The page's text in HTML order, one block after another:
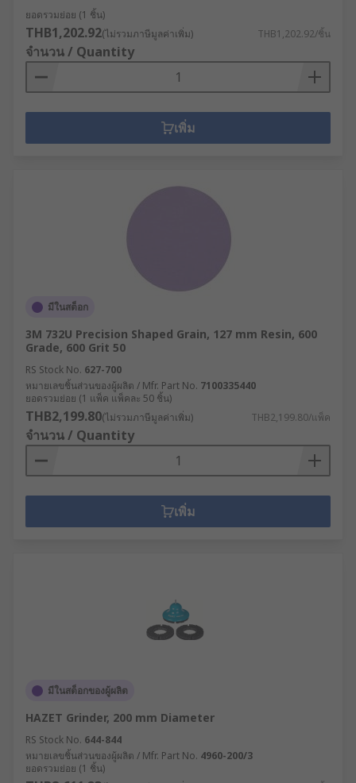
ยอดรวมย่อย (1 ชิ้น)
THB1,202.92(ไม่รวมภาษีมูลค่าเพิ่ม) THB1,202.92/ชิ้น
จำนวน / Quantity
เพิ่ม
มีในสต็อก
3M 732U Precision Shaped Grain, 127 mm Resin, 600
Grade, 600 Grit 50
RS Stock No. 627-700
หมายเลขชิ้นส่วนของผู้ผลิต / Mfr. Part No. 7100335440
ยอดรวมย่อย (1 แพ็ค แพ็คละ 50 ชิ้น)
THB2,199.80(ไม่รวมภาษีมูลค่าเพิ่ม) THB2,199.80/แพ็ค
จำนวน / Quantity
เพิ่ม
มีในสต็อกของผู้ผลิต
HAZET Grinder, 200 mm Diameter
RS Stock No. 644-844
หมายเลขชิ้นส่วนของผู้ผลิต / Mfr. Part No. 4960-200/3
ยอดรวมย่อย (1 ชิ้น)